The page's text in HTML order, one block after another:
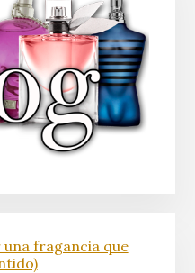
fragancia que